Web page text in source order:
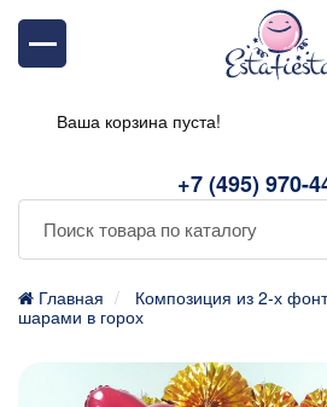
+7 (495) 970-
Ваша корзина пуста!
Главная
Композиция из 2-х
шарами в горох